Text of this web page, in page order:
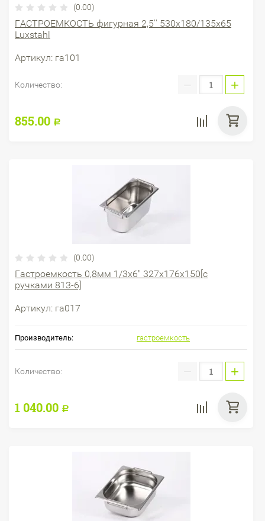
(0.00)
ГАСТРОЕМКОСТЬ фигурная 2,5'' 530х180/135х65
Luxstahl
Артикул: га101
Количество: +
855.00 Р
(0.00)
Гастроемкость 0,8мм 1/3х6" 327х176х150[с
ручками 813-6]
Артикул: га017
Производитель: гастроемкость
Количество: +
1 040.00 Р